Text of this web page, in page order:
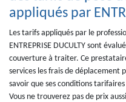
appliqués par
Les tarifs appliqués par le
ENTREPRISE DUCULTY sont
couverture à traiter. Ce
services les frais de déplacement
savoir que ses conditions
Vous ne trouverez pas de prix